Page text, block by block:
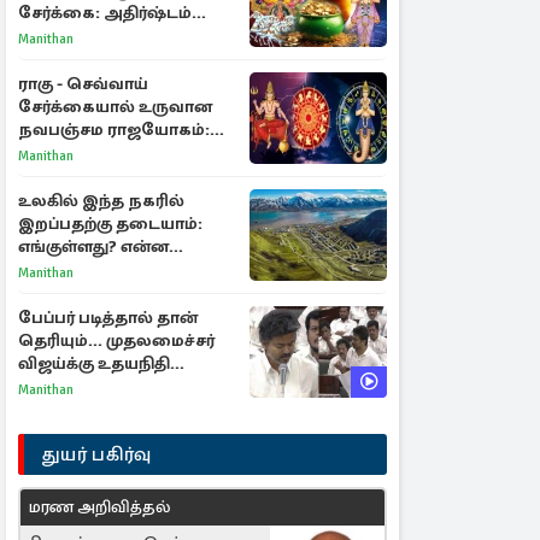
சேர்க்கை: அதிர்ஷ்டம்
பெறும் 3 ராசிகள்!
Manithan
ராகு - செவ்வாய்
சேர்க்கையால் உருவான
நவபஞ்சம ராஜயோகம்:
அதிர்ஷ்டம் பெறும் 3
Manithan
உலகில் இந்த நகரில்
இறப்பதற்கு தடையாம்:
எங்குள்ளது? என்ன
காரணம் தெரியுமா?
Manithan
பேப்பர் படித்தால் தான்
தெரியும்... முதலமைச்சர்
விஜய்க்கு உதயநிதி
ஸ்டாலின் பதிலடி
Manithan
துயர் பகிர்வு
மரண அறிவித்தல்